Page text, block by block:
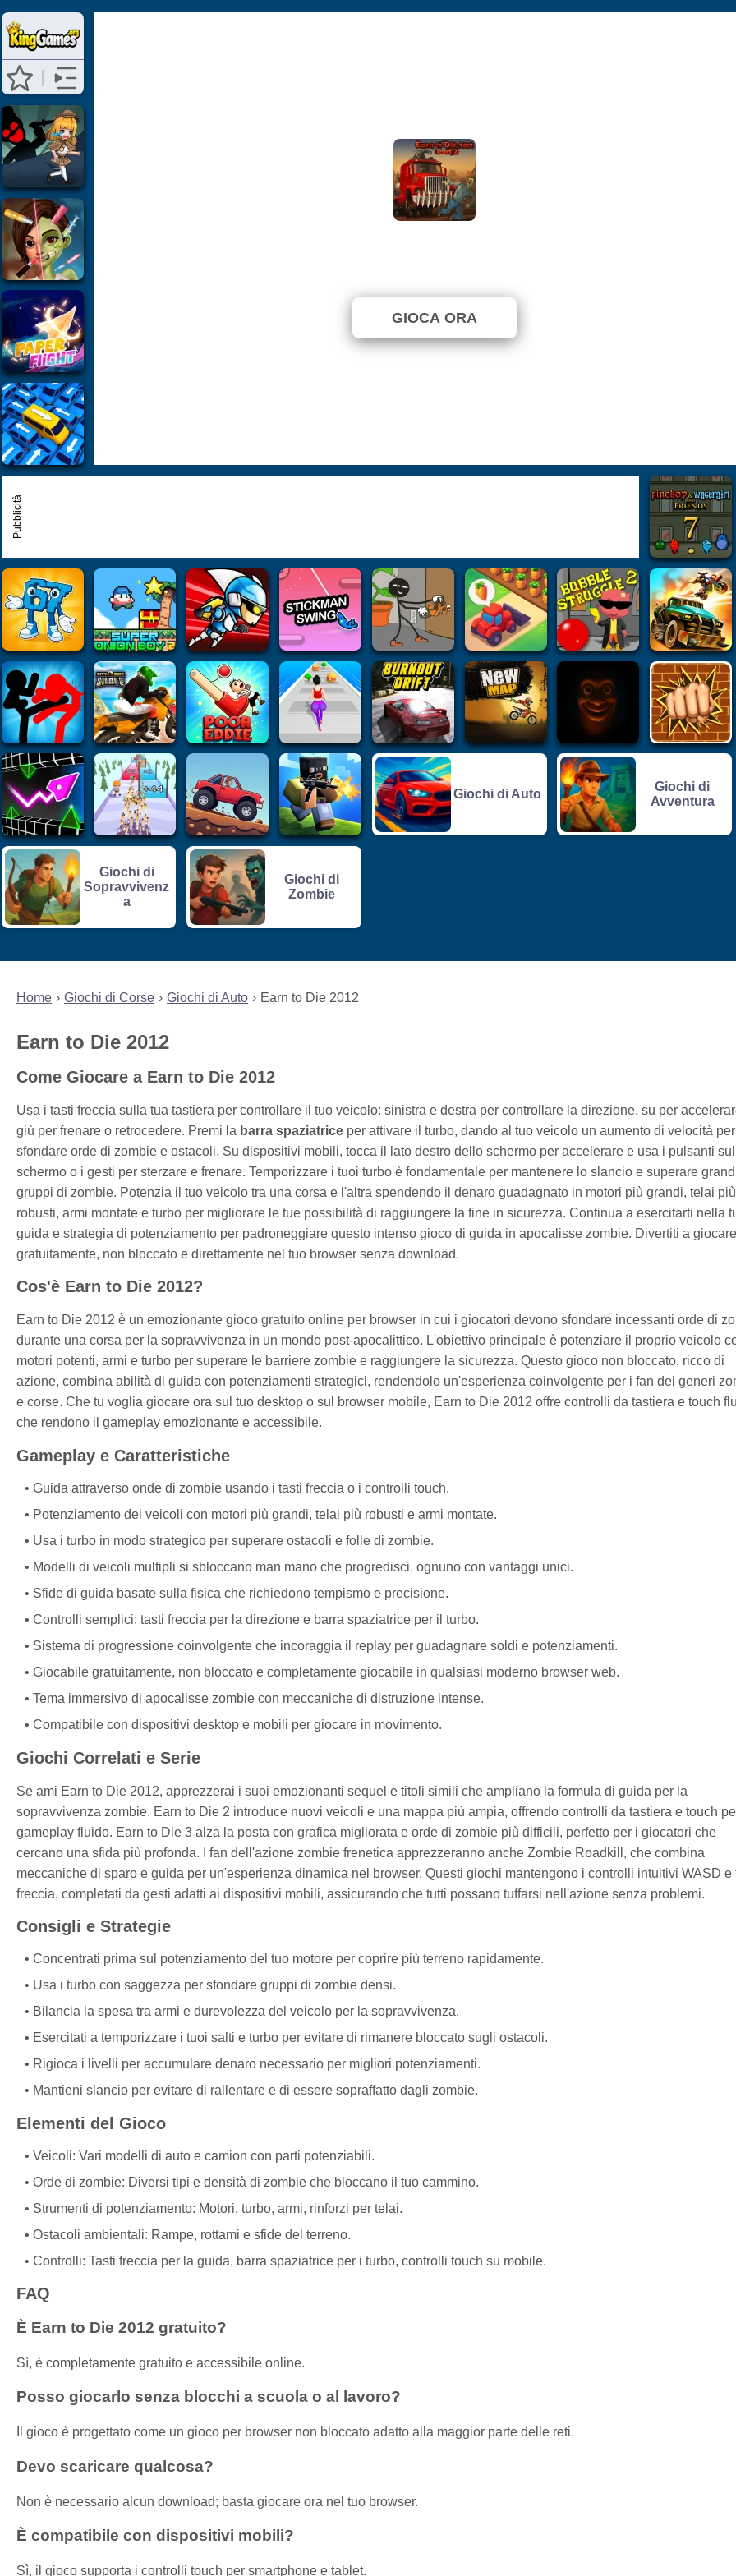
Home Giochi di Corse Giochi di Auto Earn to Die 2012
Earn to Die 2012
Come Giocare a Earn to Die 2012
Usa i tasti freccia sulla tua tastiera per controllare il tuo veicolo: sinistra e destra per controllare la direzione, su per
giù per frenare o retrocedere. Premi la barra spaziatrice per attivare il turbo, dando al tuo veicolo un aumento di velocità per
sfondare orde di zombie e ostacoli. Su dispositivi mobili, tocca il lato destro dello schermo per accelerare e usa i pulsanti
schermo o i gesti per sterzare e frenare. Temporizzare i tuoi turbo è fondamentale per mantenere lo slancio e superare
gruppi di zombie. Potenzia il tuo veicolo tra una corsa e l'altra spendendo il denaro guadagnato in motori più grandi, telai più
robusti, armi montate e turbo per migliorare le tue possibilità di raggiungere la fine in sicurezza. Continua a esercitarti nella
guida e strategia di potenziamento per padroneggiare questo intenso gioco di guida in apocalisse zombie. Divertiti a
gratuitamente, non bloccato e direttamente nel tuo browser senza download.
Cos'è Earn to Die 2012?
Earn to Die 2012 è un emozionante gioco gratuito online per browser in cui i giocatori devono sfondare incessanti orde di
durante una corsa per la sopravvivenza in un mondo post-apocalittico. L'obiettivo principale è potenziare il proprio veicolo
motori potenti, armi e turbo per superare le barriere zombie e raggiungere la sicurezza. Questo gioco non bloccato, ricco di
azione, combina abilità di guida con potenziamenti strategici, rendendolo un'esperienza coinvolgente per i fan dei generi
e corse. Che tu voglia giocare ora sul tuo desktop o sul browser mobile, Earn to Die 2012 offre controlli da tastiera e touch
che rendono il gameplay emozionante e accessibile.
Gameplay e Caratteristiche
Guida attraverso onde di zombie usando i tasti freccia o i controlli touch.
Potenziamento dei veicoli con motori più grandi, telai più robusti e armi montate.
Usa i turbo in modo strategico per superare ostacoli e folle di zombie.
Modelli di veicoli multipli si sbloccano man mano che progredisci, ognuno con vantaggi unici.
Sfide di guida basate sulla fisica che richiedono tempismo e precisione.
Controlli semplici: tasti freccia per la direzione e barra spaziatrice per il turbo.
Sistema di progressione coinvolgente che incoraggia il replay per guadagnare soldi e potenziamenti.
Giocabile gratuitamente, non bloccato e completamente giocabile in qualsiasi moderno browser web.
Tema immersivo di apocalisse zombie con meccaniche di distruzione intense.
Compatibile con dispositivi desktop e mobili per giocare in movimento.
Giochi Correlati e Serie
Se ami Earn to Die 2012, apprezzerai i suoi emozionanti sequel e titoli simili che ampliano la formula di guida per la
sopravvivenza zombie. Earn to Die 2 introduce nuovi veicoli e una mappa più ampia, offrendo controlli da tastiera e touch
gameplay fluido. Earn to Die 3 alza la posta con grafica migliorata e orde di zombie più difficili, perfetto per i giocatori che
cercano una sfida più profonda. I fan dell'azione zombie frenetica apprezzeranno anche Zombie Roadkill, che combina
meccaniche di sparo e guida per un'esperienza dinamica nel browser. Questi giochi mantengono i controlli intuitivi WASD e
freccia, completati da gesti adatti ai dispositivi mobili, assicurando che tutti possano tuffarsi nell'azione senza problemi.
Consigli e Strategie
Concentrati prima sul potenziamento del tuo motore per coprire più terreno rapidamente.
Usa i turbo con saggezza per sfondare gruppi di zombie densi.
Bilancia la spesa tra armi e durevolezza del veicolo per la sopravvivenza.
Esercitati a temporizzare i tuoi salti e turbo per evitare di rimanere bloccato sugli ostacoli.
Rigioca i livelli per accumulare denaro necessario per migliori potenziamenti.
Mantieni slancio per evitare di rallentare e di essere sopraffatto dagli zombie.
Elementi del Gioco
Veicoli: Vari modelli di auto e camion con parti potenziabili.
Orde di zombie: Diversi tipi e densità di zombie che bloccano il tuo cammino.
Strumenti di potenziamento: Motori, turbo, armi, rinforzi per telai.
Ostacoli ambientali: Rampe, rottami e sfide del terreno.
Controlli: Tasti freccia per la guida, barra spaziatrice per i turbo, controlli touch su mobile.
FAQ
È Earn to Die 2012 gratuito?
Sì, è completamente gratuito e accessibile online.
Posso giocarlo senza blocchi a scuola o al lavoro?
Il gioco è progettato come un gioco per browser non bloccato adatto alla maggior parte delle reti.
Devo scaricare qualcosa?
Non è necessario alcun download; basta giocare ora nel tuo browser.
È compatibile con dispositivi mobili?
Sì, il gioco supporta i controlli touch per smartphone e tablet.
GIOCA ORA
Pubblicità
Giochi di Auto
Giochi di
Avventura
Giochi di
Sopravvivenz
a
Giochi di
Zombie